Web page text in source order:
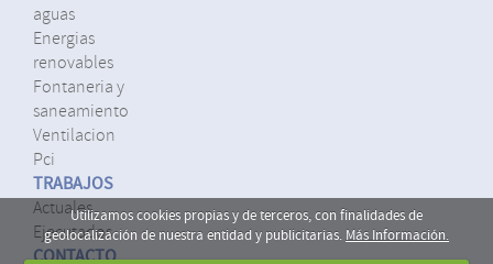
Utilizamos cookies propias y de terceros, con finalidades de
geolocalización de nuestra entidad y publicitarias. Más Información.
aguas
energias
renovables
fontaneria y
saneamiento
ventilacion
pci
TRABAJOS
actuales
ejecutados
CONTACTO